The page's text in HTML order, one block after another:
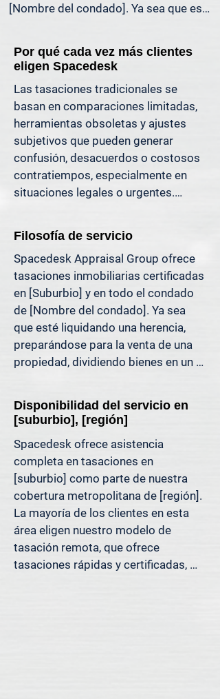
[Nombre del condado]. Ya sea que esté
para la venta de una propiedad,
dividiendo bienes en un divorcio,
protestando sus impuestos o
simplemente quiera saber cuánto
capital tiene, ofrecemos tasaciones
claras y justificables que le ayudan a
evitar costosos errores y a avanzar con
confianza.
Apoyamos a propietarios, abogados,
en valores inmobiliarios precisos para
el riesgo donde más importa.
Por qué cada vez más clientes
eligen Spacedesk
Las tasaciones tradicionales se
basan en comparaciones limitadas,
herramientas obsoletas y ajustes
subjetivos que pueden generar
confusión, desacuerdos o costosos
contratiempos, especialmente en
situaciones legales o urgentes.
En Spacedesk, utilizamos datos de
mercado más amplios, registros
verificados y técnicas de modelado
probadas para generar resultados
claros y consistentes que usted
puede respaldar. Es una tasación
inmobiliaria diseñada para las
decisiones de hoy, no para los
métodos de ayer.
Porque decisiones tan importantes
como esta deben basarse en datos,
Filosofía de servicio
Spacedesk Appraisal Group ofrece
tasaciones inmobiliarias certificadas
en [Suburbio] y en todo el condado
de [Nombre del condado]. Ya sea
que esté liquidando una herencia,
preparándose para la venta de una
propiedad, dividiendo bienes en un
capital tiene, ofrecemos tasaciones
claras y justificables que le ayudan a
evitar costosos errores y a avanzar
con confianza.
Apoyamos a propietarios, abogados,
agentes e inversionistas que confían
en valores inmobiliarios precisos
para tomar decisiones informadas y
reducir el riesgo donde más importa.
Disponibilidad del servicio en
[suburbio], [región]
Spacedesk ofrece asistencia
completa en tasaciones en
[suburbio] como parte de nuestra
cobertura metropolitana de [región].
La mayoría de los clientes en esta
área eligen nuestro modelo de
tasación remota, que ofrece
tasaciones rápidas y certificadas,